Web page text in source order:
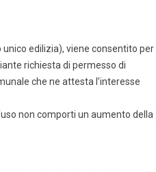
unico edilizia), viene consentito per
richiesta di permesso di
che ne attesta l’interesse
non comporti un aumento della